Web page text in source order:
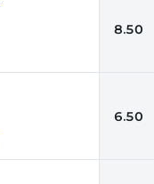
8.50
6.50